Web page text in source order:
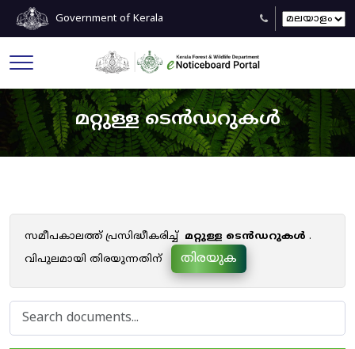
Government of Kerala
മറ്റുള്ള ടെൻഡറുകൾ
സമീപകാലത്ത് പ്രസിദ്ധീകരിച്ച് മറ്റുള്ള ടെൻഡറുകൾ .
വിപുലമായി തിരയുന്നതിന്
തിരയുക